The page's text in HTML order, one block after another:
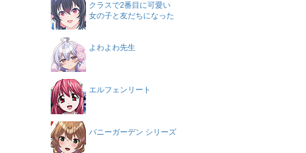
クラスで2番目に可愛い
女の子と友だちになった
よわよわ先生
エルフェンリート
バニーガーデン シリーズ